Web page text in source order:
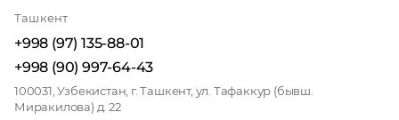
Ташкент
+998 (97) 135-88-01
+998 (90) 997-64-43
100031, Узбекистан, г. Ташкент, ул. Тафаккур (бывш.
Миракилова) д. 22